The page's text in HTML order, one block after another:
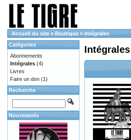
Accueil du site » Boutique » Intégrales
Intégrales
Catégories
Abonnements
Intégrales (4)
Livres
Faire un don (1)
Recherche
Nouveautés